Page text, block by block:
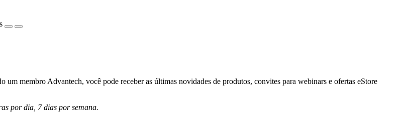
membro Advantech, você pode receber as últimas novidades de produtos, convites para webinars e ofertas eStore
por dia, 7 dias por semana.